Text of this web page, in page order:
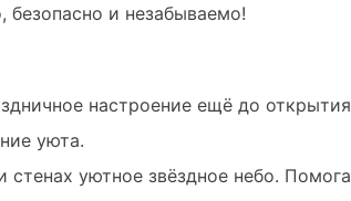
и незабываемо!
настроение ещё до
уюта.
уютное звёздное небо.